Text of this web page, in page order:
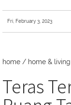
Fri, February 3, 2023
home / home & living
Teras